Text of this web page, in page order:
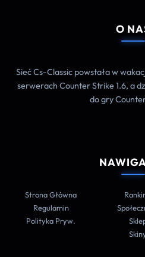
O
Sieć Cs-Classic powstała w
serwerach Counter Strike 1.6, a
do gry
Strona Główna
Regulamin
Polityka Pryw.